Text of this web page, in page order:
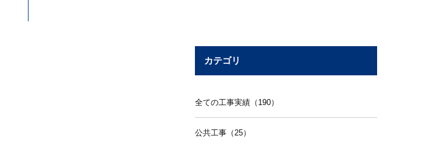
カテゴリ
全ての工事実績（190）
公共工事（25）